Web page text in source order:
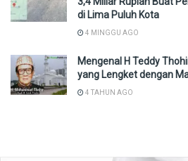
di Lima Puluh Kota
4 MINGGU AGO
Mengenal H Teddy
yang Lengket dengan
4 TAHUN AGO